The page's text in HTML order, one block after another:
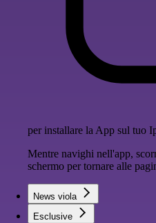
per installare la App sul tuo
Mentre navighi nell'app,
schermo per tornare alle
News viola
Esclusive